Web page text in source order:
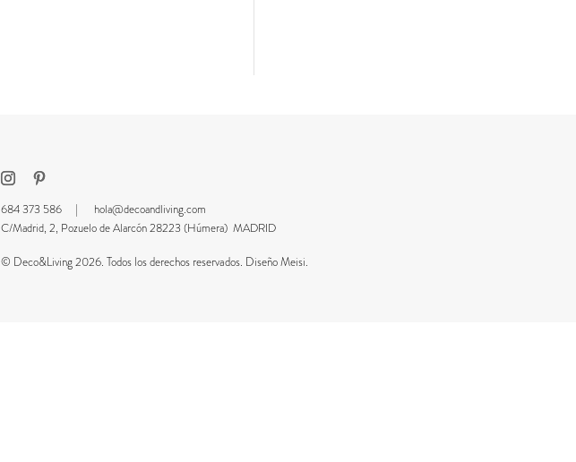
684 373 586 | hola@decoandliving.com
C/Madrid, 2, Pozuelo de Alarcón 28223 (Húmera) MADRID
© Deco&Living 2026. Todos los derechos reservados. Diseño Meisi.